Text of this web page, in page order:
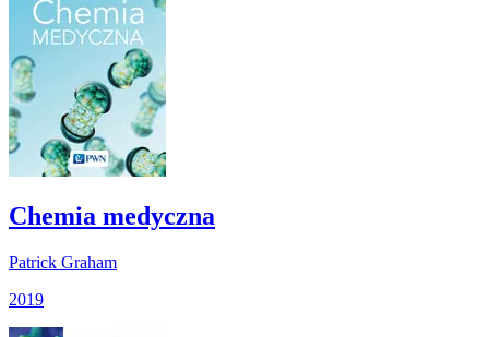
Chemia medyczna
Patrick Graham
2019